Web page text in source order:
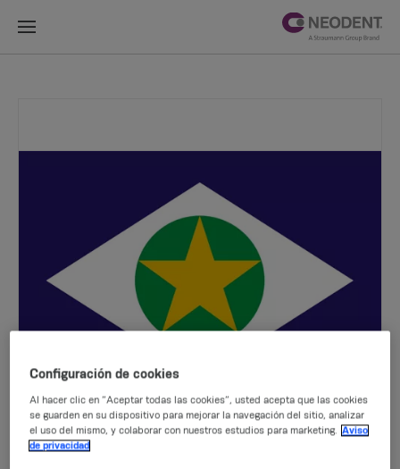
Configuración de cookies
Al hacer clic en “Aceptar todas las cookies”, usted acepta que las cookies
se guarden en su dispositivo para mejorar la navegación del sitio, analizar
el uso del mismo, y colaborar con nuestros estudios para marketing. Aviso
de privacidad